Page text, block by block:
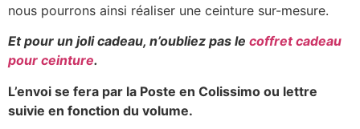
nous pourrons ainsi réaliser une ceinture sur-mesure.
Et pour un joli cadeau, n’oubliez pas le coffret cadeau
pour ceinture.
L’envoi se fera par la Poste en Colissimo ou lettre
suivie en fonction du volume.